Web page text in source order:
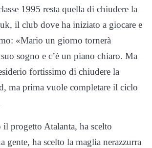
1995 resta quella di chiudere la
il club dove ha iniziato a giocare e
«Mario un giorno tornerà
sogno e c’è un piano chiaro. Ma
fortissimo di chiudere la
ma prima vuole completare il ciclo
il progetto Atalanta, ha scelto
gente, ha scelto la maglia nerazzurra